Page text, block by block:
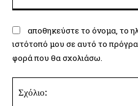
αποθηκεύστε το όνομα, το
ιστότοπό μου σε αυτό το
φορά που θα σχολιάσω.